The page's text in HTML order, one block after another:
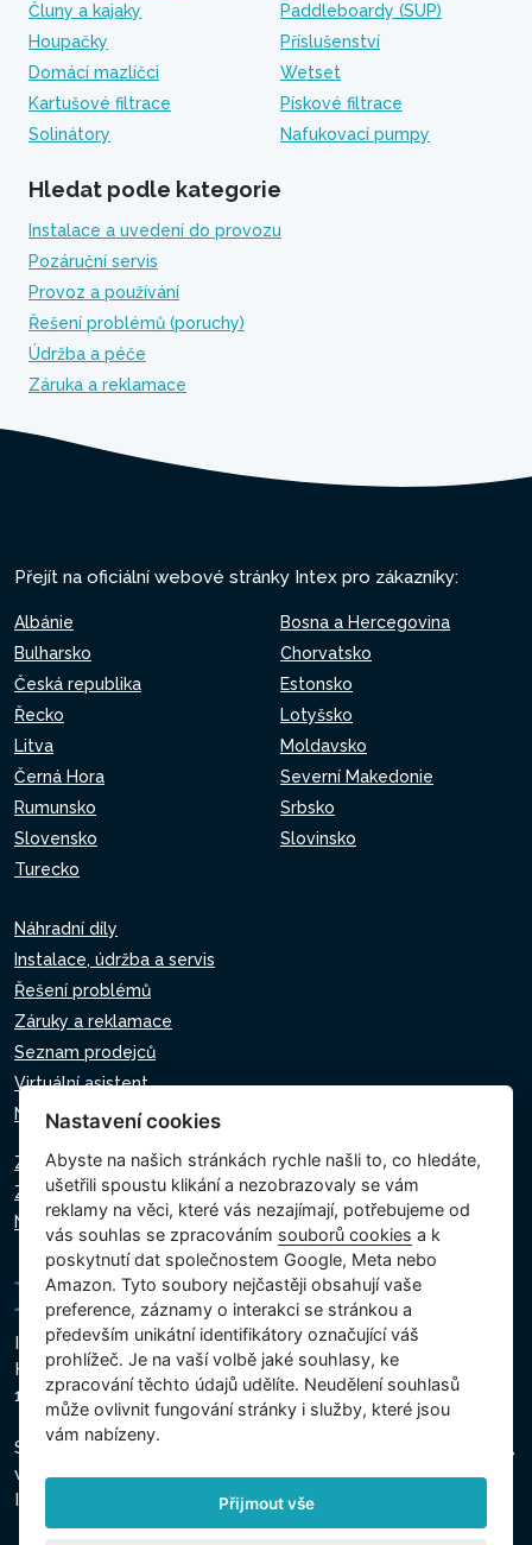
Čluny a kajaky
Paddleboardy (SUP)
Houpačky
Příslušenství
Domácí mazlíčci
Wetset
Kartušové filtrace
Pískové filtrace
Solinátory
Nafukovací pumpy
Hledat podle kategorie
Instalace a uvedení do provozu
Pozáruční servis
Provoz a používání
Řešení problémů (poruchy)
Údržba a péče
Záruka a reklamace
Přejít na oficiální webové stránky Intex pro zákazníky:
Albánie
Bosna a Hercegovina
Bulharsko
Chorvatsko
Česká republika
Estonsko
Řecko
Lotyšsko
Litva
Moldavsko
Černá Hora
Severní Makedonie
Rumunsko
Srbsko
Slovensko
Slovinsko
Turecko
Náhradní díly
Instalace, údržba a servis
Řešení problémů
Záruky a reklamace
Seznam prodejců
Virtuální asistent
Napište nám
Zásady ochrany osobních údajů
Zásady používání souborů cookie
Nastavení cookies
Intex Trading, s.r.o.
Hradecká 2526/3
130 00 Praha 3 - Česká republika
Společnost je zapsána u Městského soudu v Praze, oddíl C,
vložka 74759
IČO 26150808, DIČ CZ26150808
Nastavení cookies
Abyste na našich stránkách rychle našli to, co hledáte,
ušetřili spoustu klikání a nezobrazovaly se vám
reklamy na věci, které vás nezajímají, potřebujeme od
vás souhlas se zpracováním souborů cookies a k
poskytnutí dat společnostem Google, Meta nebo
Amazon. Tyto soubory nejčastěji obsahují vaše
preference, záznamy o interakci se stránkou a
především unikátní identifikátory označující váš
prohlížeč. Je na vaší volbě jaké souhlasy, ke
zpracování těchto údajů udělíte. Neudělení souhlasů
může ovlivnit fungování stránky i služby, které jsou
vám nabízeny.
Přijmout vše